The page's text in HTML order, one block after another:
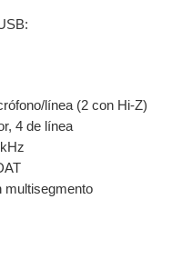
línea (2 con Hi-Z)
4 de línea
multisegmento